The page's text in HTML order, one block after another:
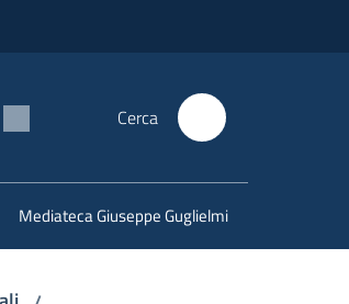
Cerca
Mediateca Giuseppe Guglielmi